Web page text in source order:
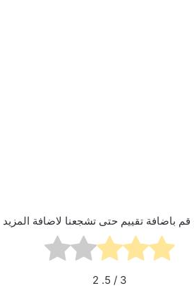
قم باضافة تقييم حتى تشجعنا لاضافة المزيد
3
/ 5.
2